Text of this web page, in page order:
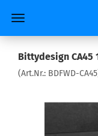
Bittydesign CA45
(Art.Nr.: BDFWD-CA45